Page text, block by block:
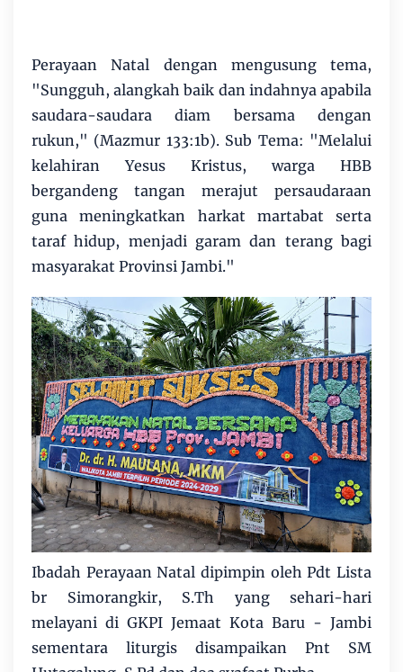
Perayaan Natal dengan mengusung tema,
"Sungguh, alangkah baik dan indahnya apabila
saudara-saudara diam bersama dengan
rukun," (Mazmur 133:1b). Sub Tema: "Melalui
kelahiran Yesus Kristus, warga HBB
bergandeng tangan merajut persaudaraan
guna meningkatkan harkat martabat serta
taraf hidup, menjadi garam dan terang bagi
masyarakat Provinsi Jambi."
Ibadah Perayaan Natal dipimpin oleh Pdt Lista
br Simorangkir, S.Th yang sehari-hari
melayani di GKPI Jemaat Kota Baru - Jambi
sementara liturgis disampaikan Pnt SM